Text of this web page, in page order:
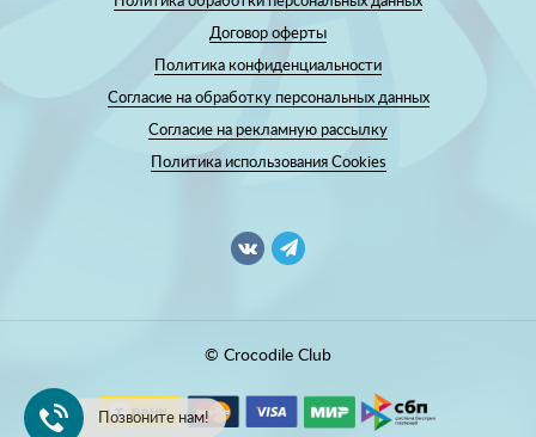
Договор оферты
Политика конфиденциальности
Согласие на обработку персональных данных
Согласие на рекламную рассылку
Политика использования Cookies
© Crocodile Club
Позвоните нам!